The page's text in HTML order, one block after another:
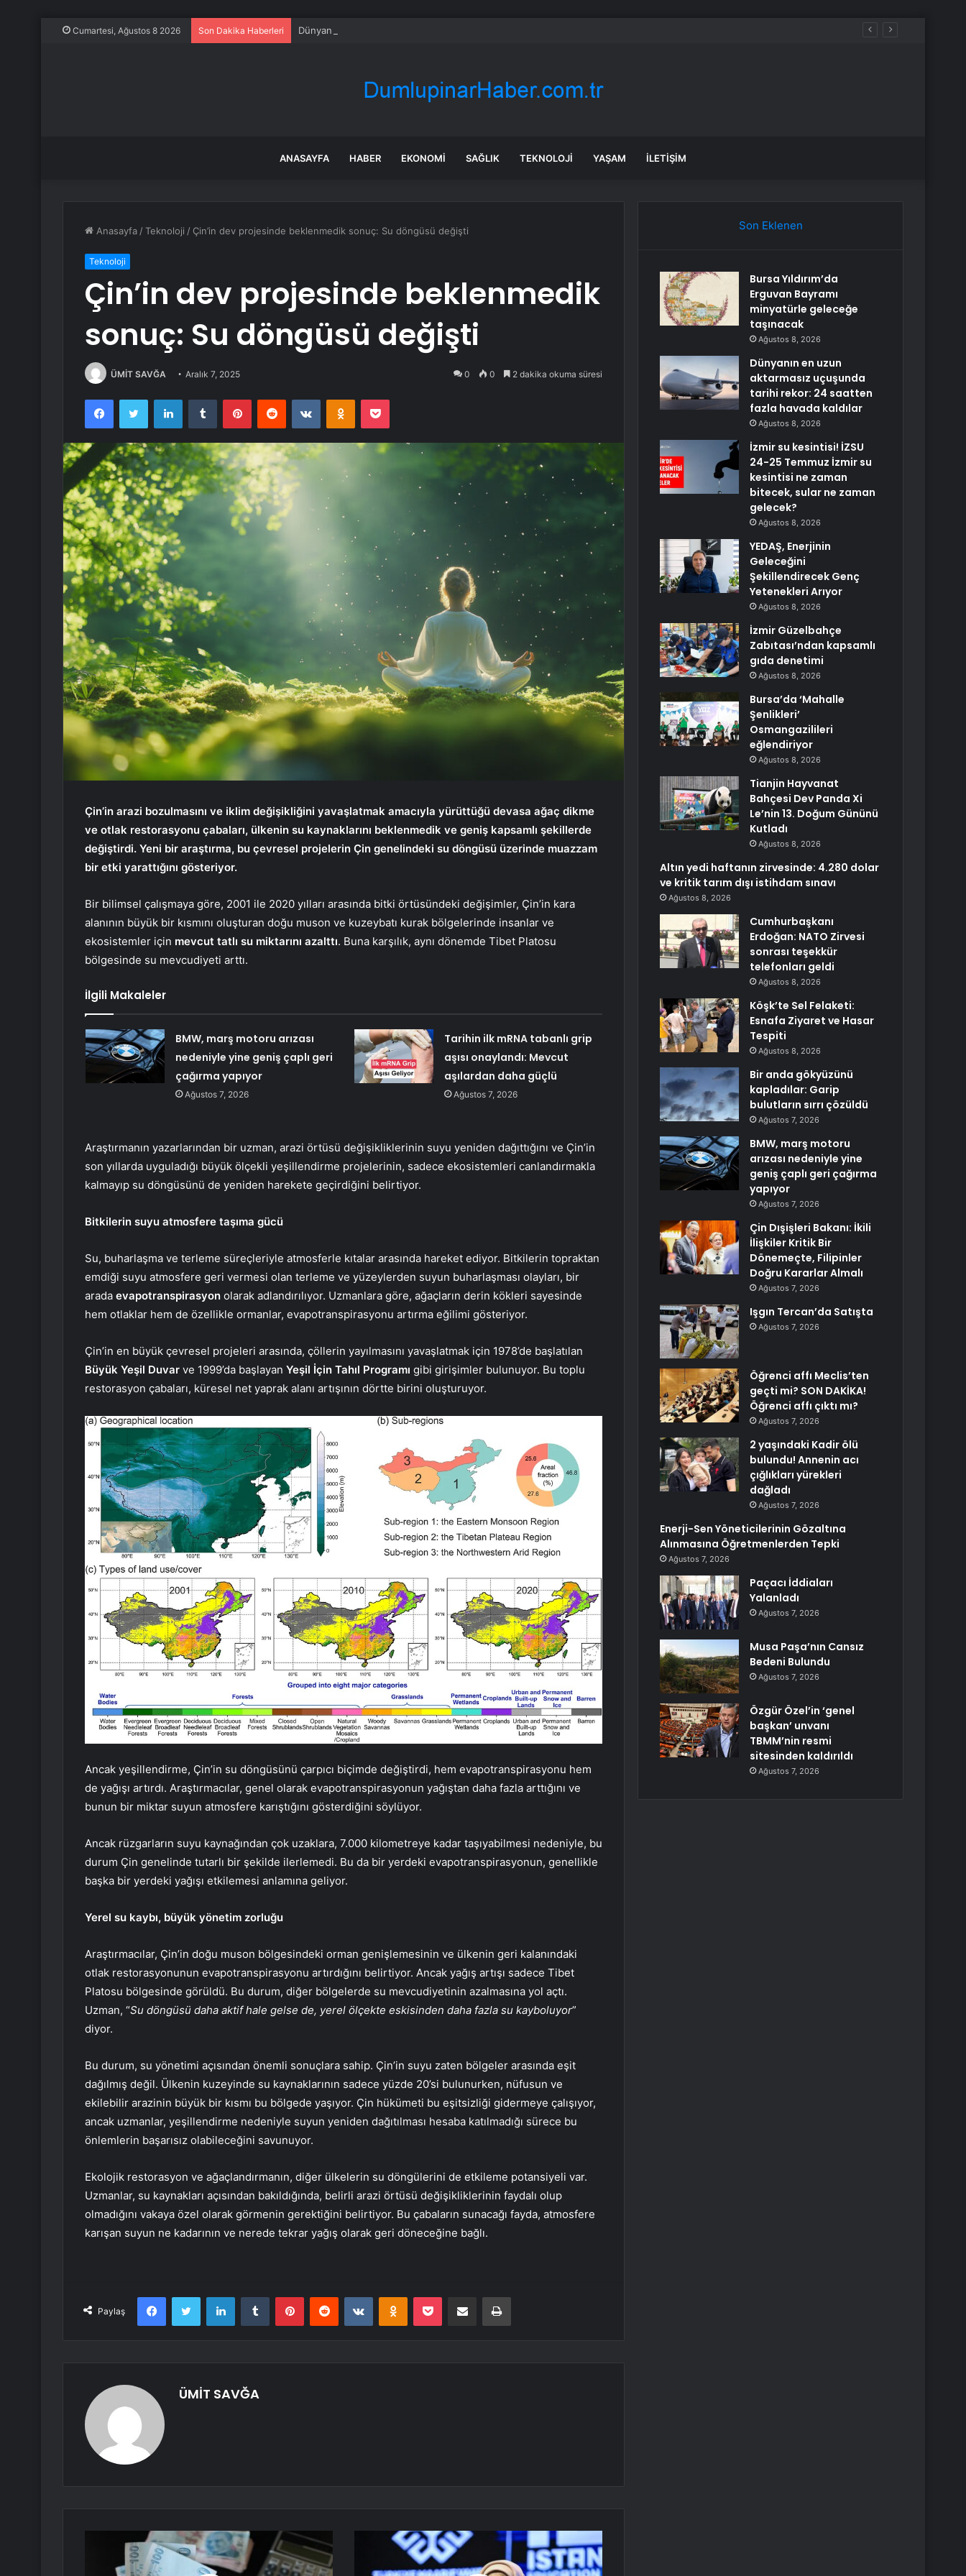
Cumartesi, Ağustos 8 2026 Son Dakika Haberleri Dünyanın en uzun aktarmasız uçuşunda tarihi rekor: 24 saatten fazla havada kaldılar
ANASAYFA HABER EKONOMI SAĞLIK TEKNOLOJI YAŞAM İLETIŞIM
Anasayfa /Teknoloji / Çin’in dev projesinde beklenmedik sonuç: Su döngüsü değişti
Teknoloji
Çin’in dev projesinde beklenmedik
sonuç: Su döngüsü değişti
ÜMİT SAVĞA Aralık 7, 2025 0 0 2 dakika okuma süresi
FacebookTwitter LinkedInTumblr PinterestReddit VKontakteOdnoklassniki
Pocket
Çin’in arazi bozulmasını ve iklim değişikliğini yavaşlatmak amacıyla yürüttüğü devasa ağaç dikme
ve otlak restorasyonu çabaları, ülkenin su kaynaklarını beklenmedik ve geniş kapsamlı şekillerde
değiştirdi. Yeni bir araştırma, bu çevresel projelerin Çin genelindeki su döngüsü üzerinde muazzam
bir etki yarattığını gösteriyor.
Bir bilimsel çalışmaya göre, 2001 ile 2020 yılları arasında bitki örtüsündeki değişimler, Çin’in kara
alanının büyük bir kısmını oluşturan doğu muson ve kuzeybatı kurak bölgelerinde insanlar ve
ekosistemler için mevcut tatlı su miktarını azalttı. Buna karşılık, aynı dönemde Tibet Platosu
bölgesinde su mevcudiyeti arttı.
İlgili Makaleler
BMW, marş motoru arızası
nedeniyle yine geniş çaplı geri
çağırma yapıyor
Ağustos 7, 2026
Tarihin ilk mRNA tabanlı grip
aşısı onaylandı: Mevcut
aşılardan daha güçlü
Ağustos 7, 2026
Araştırmanın yazarlarından bir uzman, arazi örtüsü değişikliklerinin suyu yeniden dağıttığını ve Çin’in
son yıllarda uyguladığı büyük ölçekli yeşillendirme projelerinin, sadece ekosistemleri canlandırmakla
kalmayıp su döngüsünü de yeniden harekete geçirdiğini belirtiyor.
Bitkilerin suyu atmosfere taşıma gücü
Su, buharlaşma ve terleme süreçleriyle atmosferle kıtalar arasında hareket ediyor. Bitkilerin topraktan
emdiği suyu atmosfere geri vermesi olan terleme ve yüzeylerden suyun buharlaşması olayları, bir
arada evapotranspirasyon olarak adlandırılıyor. Uzmanlara göre, ağaçların derin kökleri sayesinde
hem otlaklar hem de özellikle ormanlar, evapotranspirasyonu artırma eğilimi gösteriyor.
Çin’in en büyük çevresel projeleri arasında, çöllerin yayılmasını yavaşlatmak için 1978’de başlatılan
Büyük Yeşil Duvar ve 1999’da başlayan Yeşil İçin Tahıl Programı gibi girişimler bulunuyor. Bu toplu
restorasyon çabaları, küresel net yaprak alanı artışının dörtte birini oluşturuyor.
Ancak yeşillendirme, Çin’in su döngüsünü çarpıcı biçimde değiştirdi, hem evapotranspirasyonu hem
de yağışı artırdı. Araştırmacılar, genel olarak evapotranspirasyonun yağıştan daha fazla arttığını ve
bunun bir miktar suyun atmosfere karıştığını gösterdiğini söylüyor.
Ancak rüzgarların suyu kaynağından çok uzaklara, 7.000 kilometreye kadar taşıyabilmesi nedeniyle, bu
durum Çin genelinde tutarlı bir şekilde ilerlemedi. Bu da bir yerdeki evapotranspirasyonun, genellikle
başka bir yerdeki yağışı etkilemesi anlamına geliyor.
Yerel su kaybı, büyük yönetim zorluğu
Araştırmacılar, Çin’in doğu muson bölgesindeki orman genişlemesinin ve ülkenin geri kalanındaki
otlak restorasyonunun evapotranspirasyonu artırdığını belirtiyor. Ancak yağış artışı sadece Tibet
Platosu bölgesinde görüldü. Bu durum, diğer bölgelerde su mevcudiyetinin azalmasına yol açtı.
Uzman, “Su döngüsü daha aktif hale gelse de, yerel ölçekte eskisinden daha fazla su kayboluyor”
diyor.
Bu durum, su yönetimi açısından önemli sonuçlara sahip. Çin’in suyu zaten bölgeler arasında eşit
dağılmış değil. Ülkenin kuzeyinde su kaynaklarının sadece yüzde 20’si bulunurken, nüfusun ve
ekilebilir arazinin büyük bir kısmı bu bölgede yaşıyor. Çin hükümeti bu eşitsizliği gidermeye çalışıyor,
ancak uzmanlar, yeşillendirme nedeniyle suyun yeniden dağıtılması hesaba katılmadığı sürece bu
önlemlerin başarısız olabileceğini savunuyor.
Ekolojik restorasyon ve ağaçlandırmanın, diğer ülkelerin su döngülerini de etkileme potansiyeli var.
Uzmanlar, su kaynakları açısından bakıldığında, belirli arazi örtüsü değişikliklerinin faydalı olup
olmadığını vakaya özel olarak görmenin gerektiğini belirtiyor. Bu çabaların sunacağı fayda, atmosfere
karışan suyun ne kadarının ve nerede tekrar yağış olarak geri döneceğine bağlı.
Paylaş
FacebookTwitter LinkedInTumblr PinterestReddit VKontakteOdnoklassniki
Pocket E-Posta ile paylaş Yazdır
ÜMİT SAVĞA
Son Eklenen
Bursa Yıldırım’da
Erguvan Bayramı
minyatürle geleceğe
taşınacak
Ağustos 8, 2026
Dünyanın en uzun
aktarmasız uçuşunda
tarihi rekor: 24 saatten
fazla havada kaldılar
Ağustos 8, 2026
İzmir su kesintisi! İZSU
24-25 Temmuz İzmir su
kesintisi ne zaman
bitecek, sular ne zaman
gelecek?
Ağustos 8, 2026
YEDAŞ, Enerjinin
Geleceğini
Şekillendirecek Genç
Yetenekleri Arıyor
Ağustos 8, 2026
İzmir Güzelbahçe
Zabıtası’ndan kapsamlı
gıda denetimi
Ağustos 8, 2026
Bursa’da ‘Mahalle
Şenlikleri’
Osmangazilileri
eğlendiriyor
Ağustos 8, 2026
Tianjin Hayvanat
Bahçesi Dev Panda Xi
Le’nin 13. Doğum Gününü
Kutladı
Ağustos 8, 2026
Altın yedi haftanın zirvesinde: 4.280 dolar
ve kritik tarım dışı istihdam sınavı
Ağustos 8, 2026
Cumhurbaşkanı
Erdoğan: NATO Zirvesi
sonrası teşekkür
telefonları geldi
Ağustos 8, 2026
Köşk’te Sel Felaketi:
Esnafa Ziyaret ve Hasar
Tespiti
Ağustos 8, 2026
Bir anda gökyüzünü
kapladılar: Garip
bulutların sırrı çözüldü
Ağustos 7, 2026
BMW, marş motoru
arızası nedeniyle yine
geniş çaplı geri çağırma
yapıyor
Ağustos 7, 2026
Çin Dışişleri Bakanı: İkili
İlişkiler Kritik Bir
Dönemeçte, Filipinler
Doğru Kararlar Almalı
Ağustos 7, 2026
Işgın Tercan’da Satışta
Ağustos 7, 2026
Öğrenci affı Meclis’ten
geçti mi? SON DAKİKA!
Öğrenci affı çıktı mı?
Ağustos 7, 2026
2 yaşındaki Kadir ölü
bulundu! Annenin acı
çığlıkları yürekleri
dağladı
Ağustos 7, 2026
Enerji-Sen Yöneticilerinin Gözaltına
Alınmasına Öğretmenlerden Tepki
Ağustos 7, 2026
Paçacı İddiaları
Yalanladı
Ağustos 7, 2026
Musa Paşa’nın Cansız
Bedeni Bulundu
Ağustos 7, 2026
Özgür Özel’in ‘genel
başkan’ unvanı
TBMM’nin resmi
sitesinden kaldırıldı
Ağustos 7, 2026